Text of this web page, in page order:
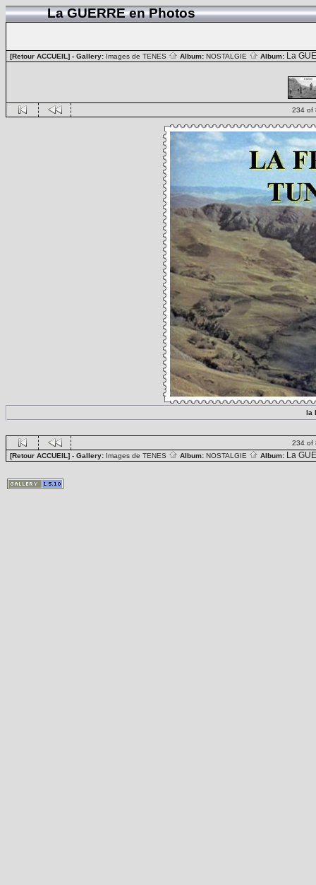
La GUERRE en Photos
[Retour ACCUEIL] - Gallery: Images de TENES Album: NOSTALGIE Album: La
234 of
la
234 of
[Retour ACCUEIL] - Gallery: Images de TENES Album: NOSTALGIE Album: La